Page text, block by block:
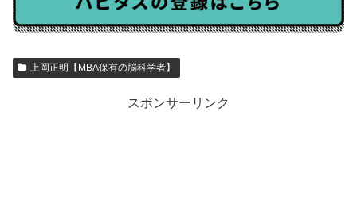
上岡正明【MBA保有の脳科学者】
スポンサーリンク